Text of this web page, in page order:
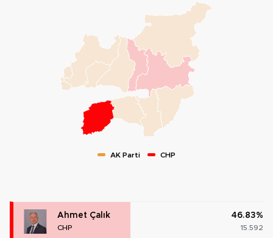
AK Parti CHP
Ahmet Çalık
CHP
46.83%
15.592